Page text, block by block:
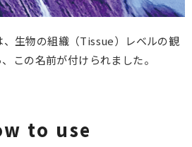
生物の組織（Tissue）レベルの観
この名前が付けられました。
to use